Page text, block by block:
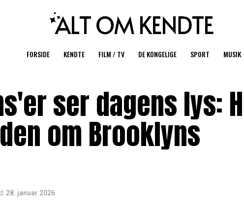
FORSIDE KENDTE FILM / TV DE KONGELIGE SPORT MUSIK
ser dagens lys:
om Brooklyns
d. 28. januar 2026